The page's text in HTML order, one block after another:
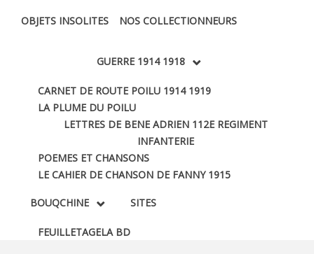
OBJETS INSOLITES NOS COLLECTIONNEURS
GUERRE 1914 1918
CARNET DE ROUTE POILU 1914 1919
LA PLUME DU POILU
LETTRES DE BENE ADRIEN 112E REGIMENT
INFANTERIE
POEMES ET CHANSONS
LE CAHIER DE CHANSON DE FANNY 1915
BOUQCHINE
FEUILLETAGELA BD
SITES